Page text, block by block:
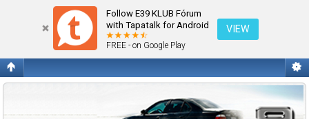
Follow E39 KLUB Fórum
with Tapatalk for Android
FREE - on Google Play
VIEW
Belépés